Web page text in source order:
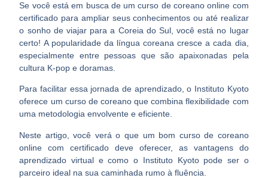
Se você está em busca de um curso de coreano online com
certificado para ampliar seus conhecimentos ou até realizar
o sonho de viajar para a Coreia do Sul, você está no lugar
certo! A popularidade da língua coreana cresce a cada dia,
especialmente entre pessoas que são apaixonadas pela
cultura K-pop e doramas.
Para facilitar essa jornada de aprendizado, o Instituto Kyoto
oferece um curso de coreano que combina flexibilidade com
uma metodologia envolvente e eficiente.
Neste artigo, você verá o que um bom curso de coreano
online com certificado deve oferecer, as vantagens do
aprendizado virtual e como o Instituto Kyoto pode ser o
parceiro ideal na sua caminhada rumo à fluência.